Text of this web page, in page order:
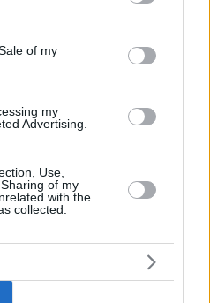
and its third-party tags to
purposes in below Google
of my
my
Advertising.
Use,
of my
with the
collected.